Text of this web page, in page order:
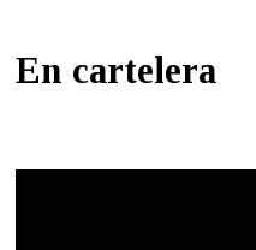
En cartelera